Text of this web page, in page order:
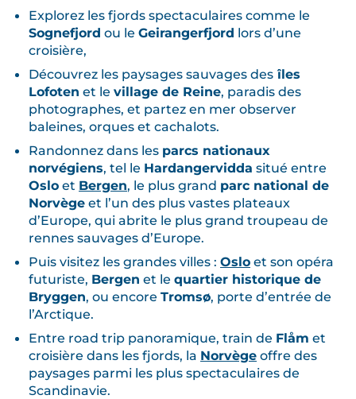
Explorez les fjords spectaculaires comme le
Sognefjord ou leGeirangerfjord lors d’une
croisière,
Découvrez les paysages sauvages des îles
Lofoten et levillage de Reine, paradis des
photographes, et partez en mer observer
baleines, orques et cachalots.
Randonnez dans les parcs nationaux
norvégiens, ​​tel le Hardangervidda situé entre
Oslo et Bergen, le plus grand parc national de
Norvège et l’un des plus vastes plateaux
d’Europe, qui abrite le plus grand troupeau de
rennes sauvages d’Europe.
Puis visitez les grandes villes :Oslo et son opéra
futuriste, Bergen et lequartier historique de
Bryggen, ou encoreTromsø, porte d’entrée de
l’Arctique.
Entre road trip panoramique, train de Flåm et
croisière dans les fjords, la Norvège offre des
paysages parmi les plus spectaculaires de
Scandinavie.